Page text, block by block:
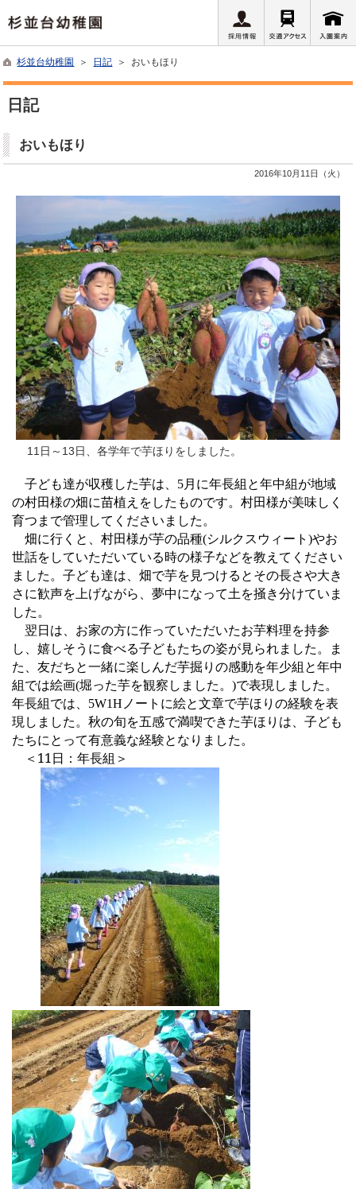
杉並台幼稚園 ＞ 日記 ＞ おいもほり
日記
おいもほり
2016年10月11日（火）
11日～13日、各学年で芋ほりをしました。
子ども達が収穫した芋は、5月に年長組と年中組が地域
の村田様の畑に苗植えをしたものです。村田様が美味しく
育つまで管理してくださいました。
畑に行くと、村田様が芋の品種(シルクスウィート)やお
世話をしていただいている時の様子などを教えてください
ました。子ども達は、畑で芋を見つけるとその長さや大き
さに歓声を上げながら、夢中になって土を掻き分けていま
した。
翌日は、お家の方に作っていただいたお芋料理を持参
し、嬉しそうに食べる子どもたちの姿が見られました。ま
た、友だちと一緒に楽しんだ芋掘りの感動を年少組と年中
組では絵画(堀った芋を観察しました。)で表現しました。
年長組では、
5W1H ノートに絵と文章で芋ほりの経験を表
現しました。秋の旬を五感で満喫できた芋ほりは、子ども
たちにとって有意義な経験となりました。
＜11日：年長組＞